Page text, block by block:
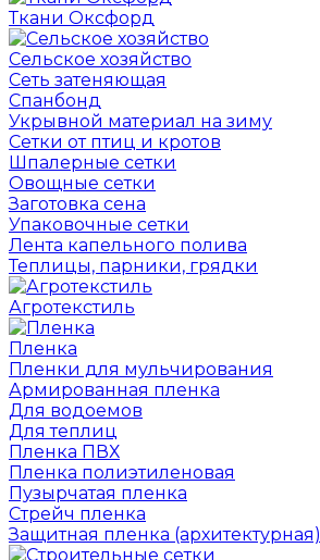
Ткани Оксфорд
Сельское хозяйство
Сеть затеняющая
Спанбонд
Укрывной материал на зиму
Сетки от птиц и кротов
Шпалерные сетки
Овощные сетки
Заготовка сена
Упаковочные сетки
Лента капельного полива
Теплицы, парники, грядки
Агротекстиль
Пленка
Пленки для мульчирования
Армированная пленка
Для водоемов
Для теплиц
Пленка ПВХ
Пленка полиэтиленовая
Пузырчатая пленка
Cтрейч пленка
Защитная пленка (архитектурная)